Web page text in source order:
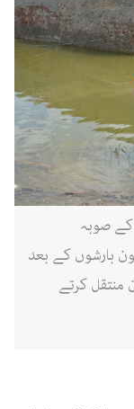
کے صوبہ
بارشوں کے بعد
منتقل کرتے